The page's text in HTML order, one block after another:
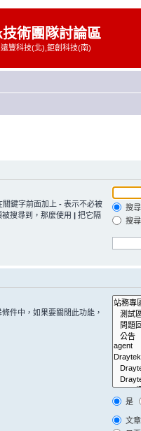
術團隊討論區
豐科技(北),鉅創科技(南)
關鍵字前面加上 - 表示不必被
搜尋到，那麼使用 | 把它隔
搜
搜
件中，如果要關閉此功能，
是
文